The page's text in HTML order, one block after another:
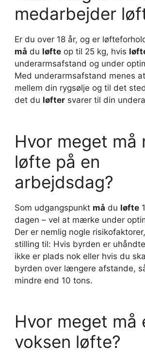
medarbejder
Er du over 18 år, og er
må du løfte op til 25 kg, hvis
underarmsafstand og under
Med underarmsafstand menes
mellem din rygsølje og til det
det du løfter svarer til din
Hvor meget må
løfte på en
arbejdsdag?
​Som udgangspunkt må du løfte
dagen – vel at mærke under
Der er nemlig nogle
stilling til: Hvis byrden er
ikke er plads nok eller hvis du
byrden over længere afstande,
mindre end 10 tons.
Hvor meget må
voksen løfte?